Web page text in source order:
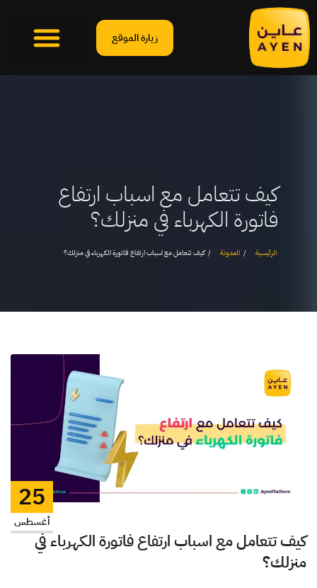
زيارة الموقع
كيف تتعامل مع اسباب ارتفاع
فاتورة الكهرباء في منزلك؟
الرئيسية المدونة كيف تتعامل مع اسباب ارتفاع فاتورة الكهرباء في منزلك؟
كيف تتعامل مع اسباب ارتفاع فاتورة الكهرباء في
منزلك؟
25
أغسطس